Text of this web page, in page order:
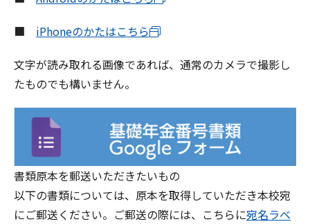
■ iPhoneのかたはこちら
文字が読み取れる画像であれば、通常のカメラで撮影し
たものでも構いません。
書類原本を郵送いただきたいもの
以下の書類については、原本を取得していただき本校宛
にご郵送ください。ご郵送の際には、こちらに宛名ラベ